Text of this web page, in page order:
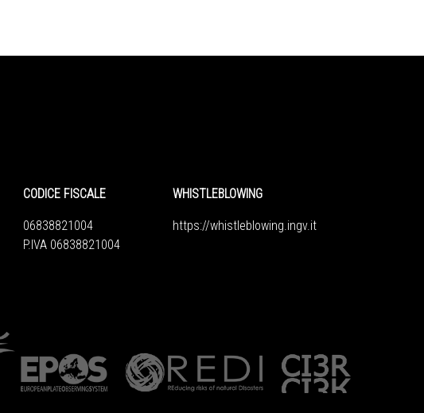
CODICE FISCALE
06838821004
P.IVA 06838821004
WHISTLEBLOWING
https://whistleblowing.ingv.it